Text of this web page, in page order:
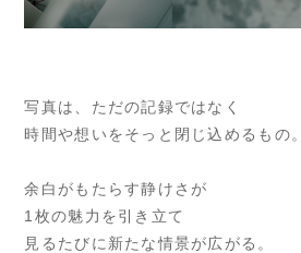
写真は、ただの記録ではなく
時間や想いをそっと閉じ込めるもの。
余白がもたらす静けさが
1枚の魅力を引き立て
見るたびに新たな情景が広がる。